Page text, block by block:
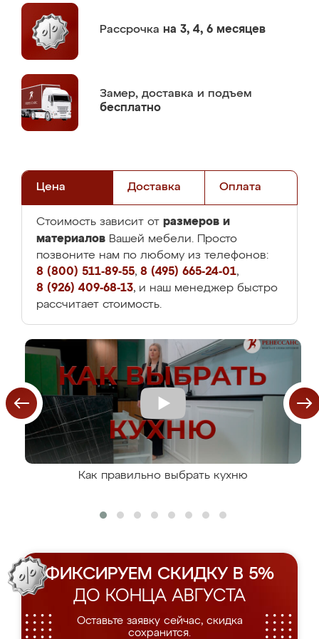
Рассрочка на 3, 4, 6 месяцев
Замер, доставка и подъем
бесплатно
Цена Доставка Оплата
Стоимость зависит от размеров и
материалов Вашей мебели. Просто
позвоните нам по любому из телефонов:
8 (800) 511-89-55, 8 (495) 665-24-01,
8 (926) 409-68-13, и наш менеджер быстро
рассчитает стоимость.
Как правильно выбрать кухню
ФИКСИРУЕМ СКИДКУ В 5%
ДО КОНЦА АВГУСТА
Оставьте заявку сейчас, скидка
сохранится.